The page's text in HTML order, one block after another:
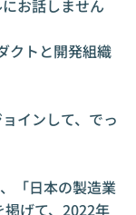
お話しません
クトと開発組織
インして、でっ
「日本の製造業
げて、2022年